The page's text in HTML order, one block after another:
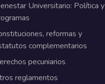
Universitario: Política y
reformas y
complementarios
pecuniarios
reglamentos